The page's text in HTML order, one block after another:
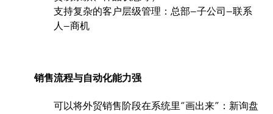
支持复杂的客户层级管理：总部–子公司–联系
人–商机
销售流程与自动化能力强
可以将外贸销售阶段在系统里“画出来”：新询盘